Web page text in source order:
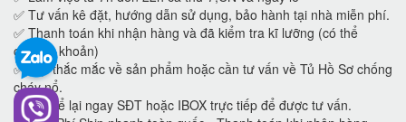
✅ Tư vấn kê đặt, hướng dẫn sử dụng, bảo hành tại nhà miễn phí.
✅ Thanh toán khi nhận hàng và đã kiểm tra kĩ lưỡng (có thể
chuyển khoản)
✅ Mọi thắc mắc về sản phẩm hoặc cần tư vấn về Tủ Hồ Sơ chống
cháy nổ.
? Hãy để lại ngay SĐT hoặc IBOX trực tiếp để được tư vấn.